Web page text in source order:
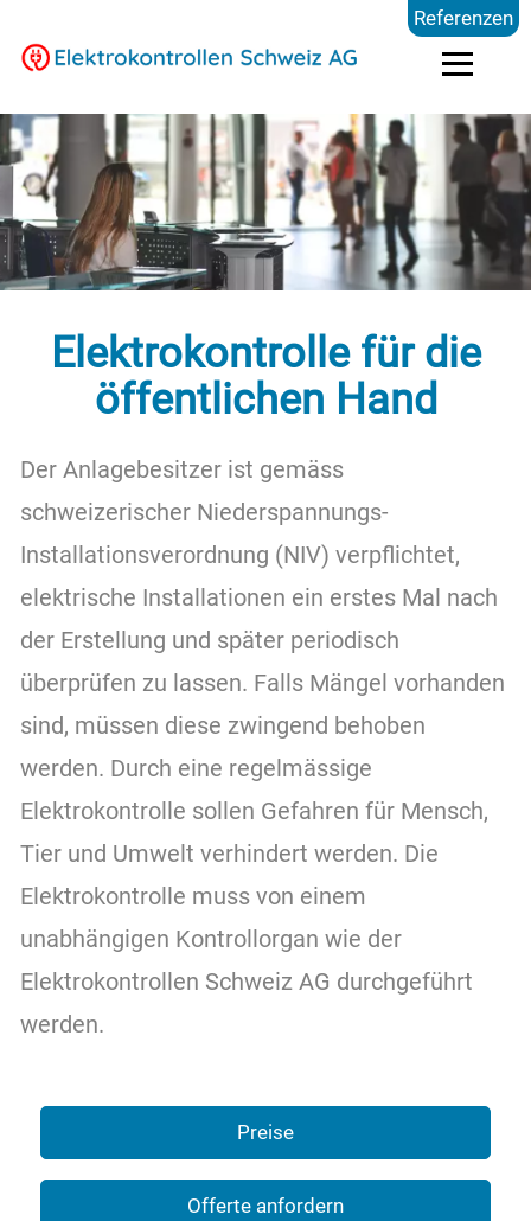
Elektrokontrollen
Branchen
FAQ
Blog
Über uns
Kontakt
Elektrokontrolle für die
öffentlichen Hand
Der Anlagebesitzer ist gemäss
schweizerischer Niederspannungs-
Installationsverordnung (NIV) verpflichtet,
elektrische Installationen ein erstes Mal nach
der Erstellung und später periodisch
überprüfen zu lassen. Falls Mängel vorhanden
sind, müssen diese zwingend behoben
werden. Durch eine regelmässige
Elektrokontrolle sollen Gefahren für Mensch,
Tier und Umwelt verhindert werden. Die
Elektrokontrolle muss von einem
unabhängigen Kontrollorgan wie der
Elektrokontrollen Schweiz AG durchgeführt
werden.
Preise
Offerte anfordern
Referenzen